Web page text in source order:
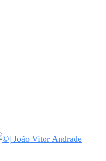
| João Vitor Andrade